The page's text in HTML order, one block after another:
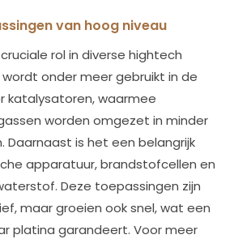
van hoog niveau
rol in diverse hightech
onder meer gebruikt in de
katalysatoren, waarmee
worden omgezet in minder
Daarnaast is het een belangrijk
apparatuur, brandstofcellen en
Deze toepassingen zijn
maar groeien ook snel, wat een
platina garandeert. Voor meer